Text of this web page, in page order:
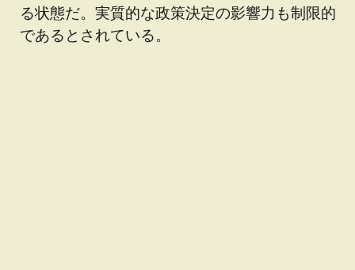
る状態だ。実質的な政策決定の影響力も制限的
であるとされている。